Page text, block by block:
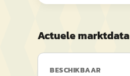
Actuele marktdata
BESCHIKBAAR